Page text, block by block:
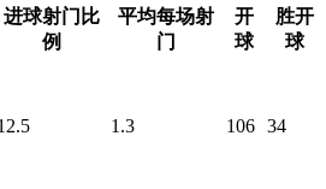
进球射门比
例
平均每场射
门
开
球
胜开
球
1.3 106 34